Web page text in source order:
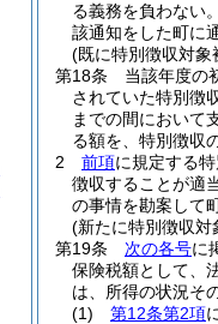
る義務を負わない。
該通知をした町に
(既に特別徴収対象
第18条
当該年度の
されていた特別徴
までの間において
る額を、特別徴収
2
前項に規定する
徴収することが適
の事情を勘案して
(新たに特別徴収対
第19条
次の各号に
保険税額として、
は、所得の状況そ
(1)
第12条第2項